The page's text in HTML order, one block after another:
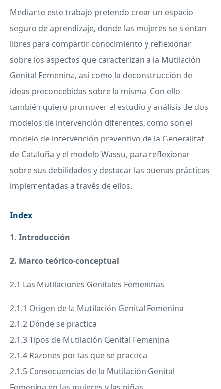
Mediante este trabajo pretendo crear un espacio
seguro de aprendizaje, donde las mujeres se sientan
libres para compartir conocimiento y reflexionar
sobre los aspectos que caracterizan a la Mutilación
Genital Femenina, así como la deconstrucción de
ideas preconcebidas sobre la misma. Con ello
también quiero promover el estudio y análisis de dos
modelos de intervención diferentes, como son el
modelo de intervención preventivo de la Generalitat
de Cataluña y el modelo Wassu, para reflexionar
sobre sus debilidades y destacar las buenas prácticas
implementadas a través de ellos.
Index
1. Introducción
2. Marco teórico-conceptual
2.1 Las Mutilaciones Genitales Femeninas
2.1.1 Origen de la Mutilación Genital Femenina
2.1.2 Dónde se practica
2.1.3 Tipos de Mutilación Genital Femenina
2.1.4 Razones por las que se practica
2.1.5 Consecuencias de la Mutilación Genital